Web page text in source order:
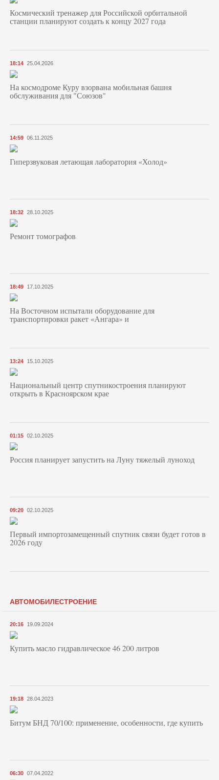
Космический тренажер для Российской орбитальной
станции планируют создать к концу 2027 года
18:14 25.04.2026
На космодроме Куру взорвана мобильная башня
обслуживания для "Союзов"
14:59 06.11.2025
Гиперзвуковая летающая лаборатория «Холод»
18:32 28.10.2025
Ремонт томографов
18:49 17.10.2025
На Восточном испытали оборудование для
транспортировки ракет «Ангара» и
13:24 15.10.2025
Национальный центр спутникостроения планируют
открыть в Красноярском крае
01:15 02.10.2025
Россия планирует запустить на Луну тяжелый луноход
09:20 02.10.2025
Первый импортозамещенный спутник связи будет готов в
2026 году
АВТОМОБИЛЕСТРОЕНИЕ
20:16 19.09.2024
Купить масло гидравлическое 46 200 литров
19:18 28.04.2023
Битум БНД 70/100: применение, особенности, где купить
06:30 07.04.2022